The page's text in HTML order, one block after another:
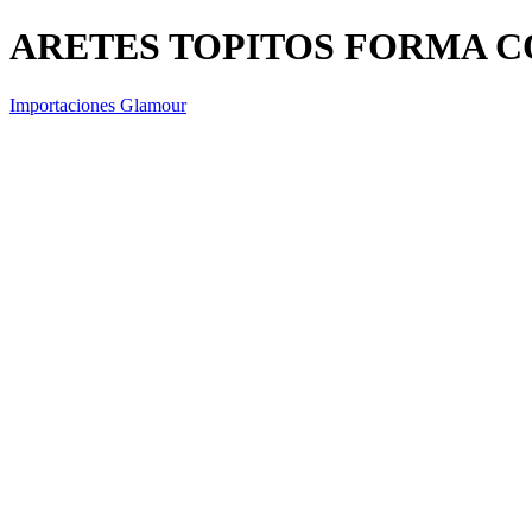
ARETES TOPITOS FORMA
Importaciones Glamour